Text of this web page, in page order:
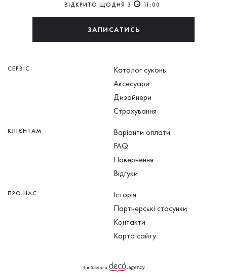
ВІДКРИТО ЩОДНЯ З
11:00
ЗАПИСАТИСЬ
СЕРВІС
Каталог суконь
Аксесуари
Дизайнери
Страхування
КЛІЄНТАМ
Варіанти оплати
FAQ
Повернення
Відгуки
ПРО НАС
Історія
Партнерські стосунки
Контакти
Карта сайту